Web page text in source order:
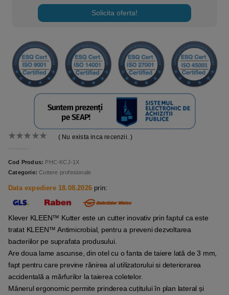
( Nu exista inca recenzii. )
Cod Produs: PHC-KCJ-1X
Categorie:Cuttere profesionale
Data expediere 18.08.2026 prin:
Klever KLEEN™ Kutter este un cutter inovativ prin faptul ca este
tratat KLEEN™ Antimicrobial, pentru a preveni dezvoltarea
bacteriilor pe suprafata produsului.
Are doua lame ascunse, din otel cu o fanta de taiere lată de 3 mm,
fapt pentru care previne rănirea al utilizatorului si deteriorarea
accidentală a mărfurilor la taierea coletelor.
Mânerul ergonomic permite prinderea cuțitului în plan lateral și
Solicita oferta!